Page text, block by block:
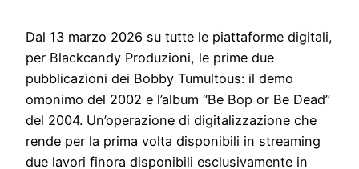
Dal 13 marzo 2026 su tutte le piattaforme digitali,
per Blackcandy Produzioni, le prime due
pubblicazioni dei Bobby Tumultous: il demo
omonimo del 2002 e l’album “Be Bop or Be Dead”
del 2004. Un’operazione di digitalizzazione che
rende per la prima volta disponibili in streaming
due lavori finora disponibili esclusivamente in